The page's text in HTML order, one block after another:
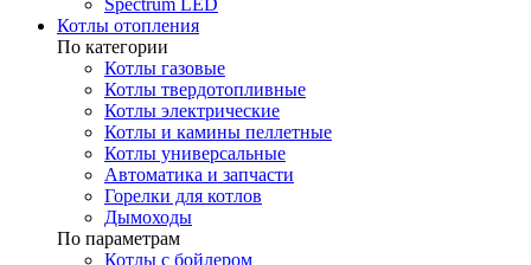
Spectrum LED
Котлы отопления
По категории
Котлы газовые
Котлы твердотопливные
Котлы электрические
Котлы и камины пеллетные
Котлы универсальные
Автоматика и запчасти
Горелки для котлов
Дымоходы
По параметрам
Котлы с бойлером